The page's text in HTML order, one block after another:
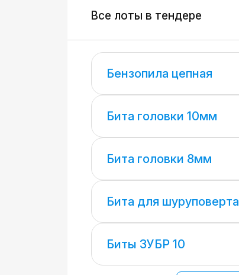
Все лоты в тендере
Бензопила цепная
Бита головки 10мм
Бита головки 8мм
Бита для
Биты ЗУБР 10